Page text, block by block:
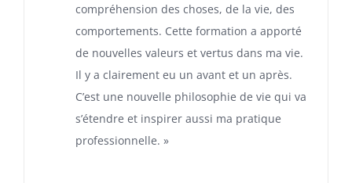
compréhension des choses, de la vie, des
comportements. Cette formation a apporté
de nouvelles valeurs et vertus dans ma vie.
Il y a clairement eu un avant et un après.
C’est une nouvelle philosophie de vie qui va
s’étendre et inspirer aussi ma pratique
professionnelle. »